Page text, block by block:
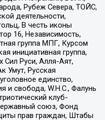
Рубеж Севера, ТОЙС,
деятельности,
В честь иконы
16, Независимость,
группа МПГ, Курсом
инициативная группа,
Сил Руси, Алля-Аят,
Умут, Русская
единство,
и свобода, W.H.С., Фалунь
клуб-
союз, Фонд
прав граждан, Штабы